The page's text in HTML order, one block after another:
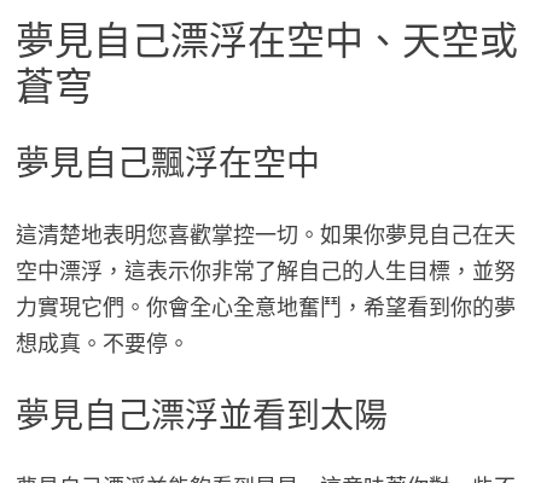
夢見自己漂浮在空中、天空或
蒼穹
夢見自己飄浮在空中
這清楚地表明您喜歡掌控一切。如果你夢見自己在天
空中漂浮，這表示你非常了解自己的人生目標，並努
力實現它們。你會全心全意地奮鬥，希望看到你的夢
想成真。不要停。
夢見自己漂浮並看到太陽